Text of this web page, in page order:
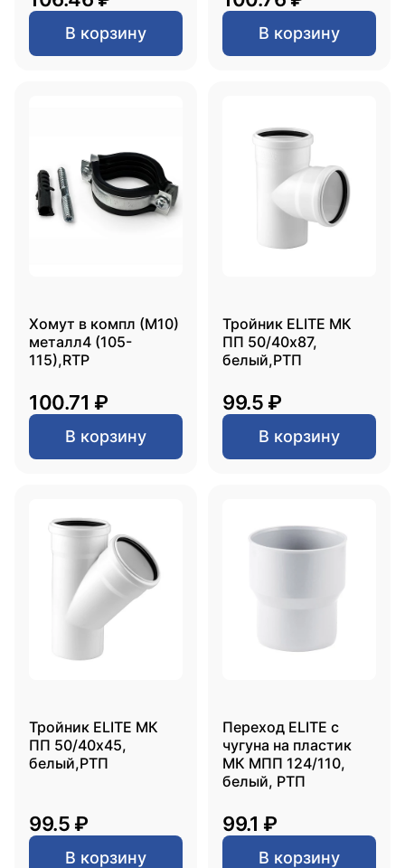
В корзину В корзину
Хомут в компл (М10)
металл4 (105-
115),RTP
100.71 ₽
В корзину
Тройник ELITE МК
ПП 50/40х87,
белый,РТП
99.5 ₽
В корзину
Тройник ELITE МК
ПП 50/40х45,
белый,РТП
99.5 ₽
В корзину
Переход ELITE с
чугуна на пластик
МК МПП 124/110,
белый, РТП
99.1 ₽
В корзину